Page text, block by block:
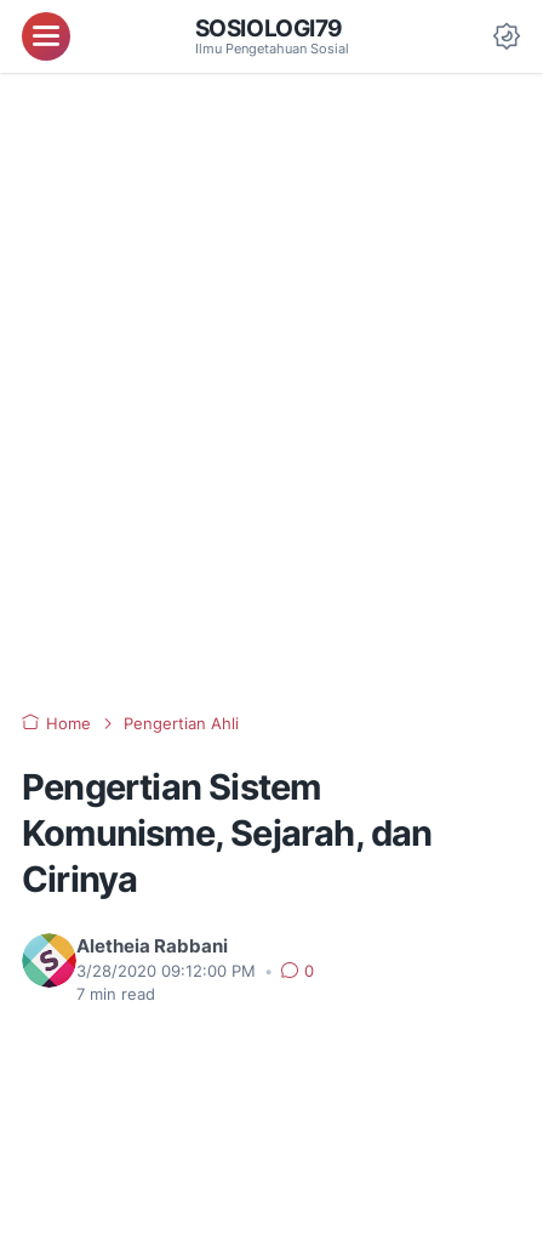
Menu SOSIOLOGI79
Ilmu Pengetahuan Sosial
Home Pengertian Ahli
Pengertian Sistem
Komunisme, Sejarah, dan
Cirinya
Aletheia Rabbani
3/28/2020 09:12:00 PM •
0
7 min read